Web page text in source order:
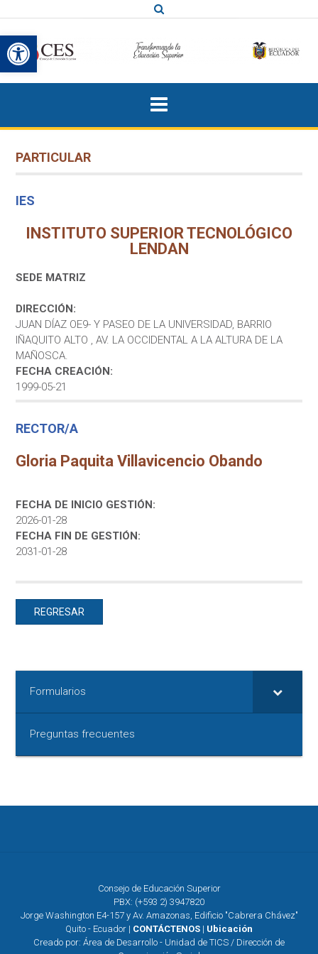
Abrir barra de herramientas
al
contenido
PARTICULAR
IES
INSTITUTO SUPERIOR TECNOLÓGICO
LENDAN
SEDE MATRIZ
DIRECCIÓN:
JUAN DÍAZ OE9- Y PASEO DE LA UNIVERSIDAD, BARRIO
IÑAQUITO ALTO , AV. LA OCCIDENTAL A LA ALTURA DE LA
MAÑOSCA.
FECHA CREACIÓN:
1999-05-21
RECTOR/A
Gloria Paquita Villavicencio Obando
FECHA DE INICIO GESTIÓN:
2026-01-28
FECHA FIN DE GESTIÓN:
2031-01-28
REGRESAR
Formularios
Preguntas frecuentes
Consejo de Educación Superior
PBX: (+593 2) 3947820
Jorge Washington E4-157 y Av. Amazonas, Edificio "Cabrera Chávez"
Quito - Ecuador | CONTÁCTENOS | Ubicación
Creado por: Área de Desarrollo - Unidad de TICS / Dirección de